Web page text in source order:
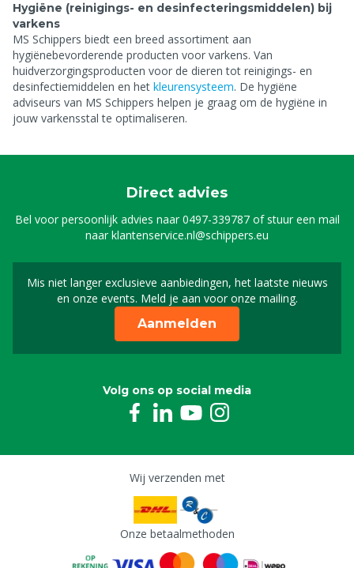
Hygiëne (reinigings- en desinfecteringsmiddelen) bij
varkens
MS Schippers biedt een breed assortiment aan
hygiënebevorderende producten voor varkens. Van
huidverzorgingsproducten voor de dieren tot reinigings- en
desinfectiemiddelen en het kleurensysteem. De hygiëne
adviseurs van MS Schippers helpen je graag om de hygiëne in
jouw varkensstal te optimaliseren.
Direct advies
Bel voor persoonlijk advies naar0497-339787of stuur een mail
naarklantenservice.nl@schippers.eu
Mis niet langer exclusieve aanbiedingen, het laatste nieuws
en onze events. Meld je aan voor onze mailing.
Schrijf je in voor onze
Aanmelden
Volg ons op social media
Wij verzenden met
Onze betaalmethoden